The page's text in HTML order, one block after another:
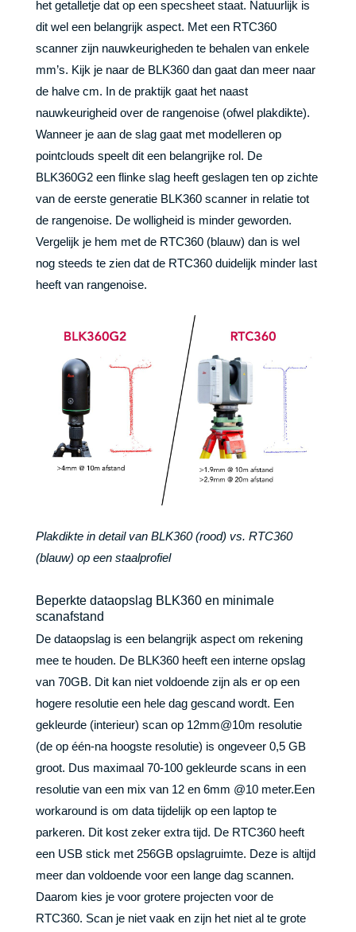
het getalletje dat op een specsheet staat. Natuurlijk is
dit wel een belangrijk aspect. Met een RTC360
scanner zijn nauwkeurigheden te behalen van enkele
mm’s. Kijk je naar de BLK360 dan gaat dan meer naar
de halve cm. In de praktijk gaat het naast
nauwkeurigheid over de rangenoise (ofwel plakdikte).
Wanneer je aan de slag gaat met modelleren op
pointclouds speelt dit een belangrijke rol. De
BLK360G2 een flinke slag heeft geslagen ten op zichte
van de eerste generatie BLK360 scanner in relatie tot
de rangenoise. De wolligheid is minder geworden.
Vergelijk je hem met de RTC360 (blauw) dan is wel
nog steeds te zien dat de RTC360 duidelijk minder last
heeft van rangenoise.
Plakdikte in detail van BLK360 (rood) vs. RTC360
(blauw) op een staalprofiel
Beperkte dataopslag BLK360 en minimale
scanafstand
De dataopslag is een belangrijk aspect om rekening
mee te houden. De BLK360 heeft een interne opslag
van 70GB. Dit kan niet voldoende zijn als er op een
hogere resolutie een hele dag gescand wordt. Een
gekleurde (interieur) scan op 12mm@10m resolutie
(de op één-na hoogste resolutie) is ongeveer 0,5 GB
groot. Dus maximaal 70-100 gekleurde scans in een
resolutie van een mix van 12 en 6mm @10 meter.Een
workaround is om data tijdelijk op een laptop te
parkeren. Dit kost zeker extra tijd. De RTC360 heeft
een USB stick met 256GB opslagruimte. Deze is altijd
meer dan voldoende voor een lange dag scannen.
Daarom kies je voor grotere projecten voor de
RTC360. Scan je niet vaak en zijn het niet al te grote